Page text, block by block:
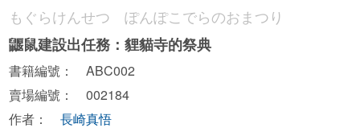
もぐらけんせつ ぽんぽこでらのおまつり
鼴鼠建設出任務：貍貓寺的祭典
書籍編號： ABC002
賣場編號： 002184
作者：長崎真悟